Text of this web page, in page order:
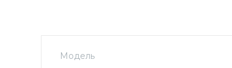
Модель